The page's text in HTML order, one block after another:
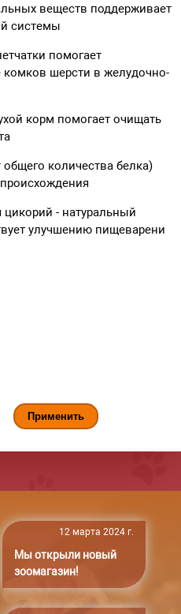
веществ поддерживает
системы
помогает
комков шерсти в желудочно-
корм помогает очищать
общего количества белка)
цикорий - натуральный
улучшению пищеварени
12 марта 2024 г.
Мы открыли новый
зоомагазин!